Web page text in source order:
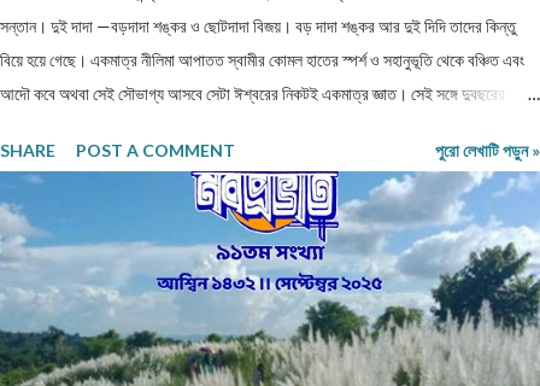
সন্তান। দুই দাদা —বড়দাদা শঙ্কর ও ছোটদাদা বিজয়। বড় দাদা শঙ্কর আর দুই দিদি তাদের কিন্তু
বিয়ে হয়ে গেছে। একমাত্র নীলিমা আপাতত স্বামীর কোমল হাতের স্পর্শ ও সহানুভূতি থেকে বঞ্চিত এবং
আদৌ কবে অথবা সেই সৌভাগ্য আসবে সেটা ঈশ্বরের নিকটই একমাত্র জ্ঞাত। সেই সঙ্গে দুবছরের
গঠিত সংসার নীলিমাদের পরিবার। মধ্যবিত্ত পরিবার —মধ্যবিত্ত পরিবার না বলে যদি নিম্নবিত্ত বলা
হয় তবুও কোনো অত্যুক্তি করা হয় না। বাবার প্রত্যেকদিনের আয়ের উপর ভিত্তি করেই চলে সংসার।
এই কঠোর এবং কঠিন পরিস্থিতিতেও নীলিমার মা শ্রীমতী মেনকা‚ সংসার সামলে তার ছেলেমেয়েদের
পড়াশুনার প্রতি যথেষ্ট তৎপর ও সহানুভূতিশীল। তাদের পড়াশুনায় কোনো খামতি রাখেননি। যথা সময়ে
তাদেরকে বিদ্যালয়ের মুখ দেখিয়েছে – টিউশনের বন্দোবস্ত করেছে। তাদের জীবন যাতে সুখকর হয় সেটাই
প্রতিদিন ভগবানের কাছে প্রার্থনা করেছে। পাঁচ-পাঁচটি ছেলেমেয়ের মধ্যে সবাইকে উচ্চশিক্ষিত করে তোলা
একপ...
SHARE POST A COMMENT পুরো লেখাটি পড়ুন »